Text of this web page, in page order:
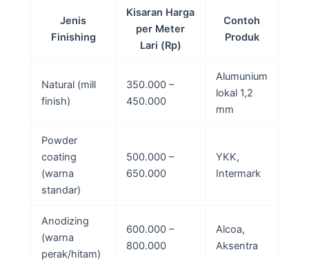
Jenis
Finishing
Kisaran Harga
per Meter
Lari (Rp)
Contoh
Produk
Natural (mill
finish)
350.000 –
450.000
Alumunium
lokal 1,2
mm
Powder
coating
(warna
standar)
500.000 –
650.000
YKK,
Intermark
Anodizing
(warna
perak/hitam)
600.000 –
800.000
Alcoa,
Aksentra